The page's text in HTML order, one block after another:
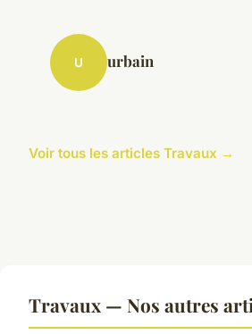
U urbain
Voir tous les articles Travaux →
Travaux — Nos autres